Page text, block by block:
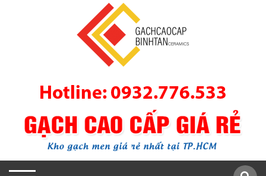
Hotline: 0932.776.533